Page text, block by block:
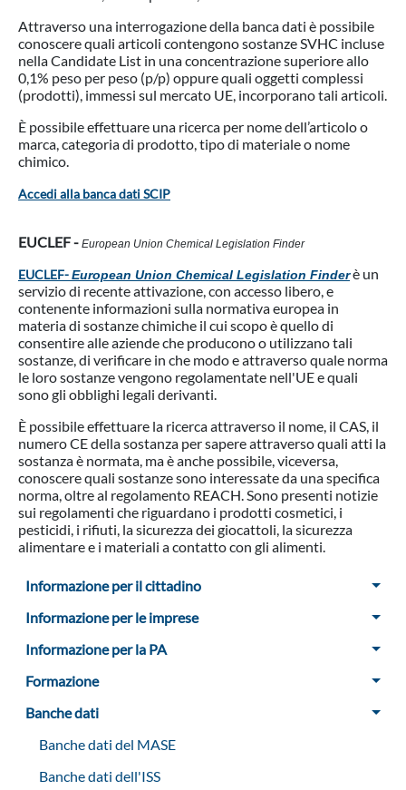
Attraverso una interrogazione della banca dati è possibile
conoscere quali articoli contengono sostanze SVHC incluse
nella Candidate List in una concentrazione superiore allo
0,1% peso per peso (p/p) oppure quali oggetti complessi
(prodotti), immessi sul mercato UE, incorporano tali articoli.
È possibile effettuare una ricerca per nome dell’articolo o
marca, categoria di prodotto, tipo di materiale o nome
chimico.
Accedi alla banca dati SCIP
EUCLEF - European Union Chemical Legislation Finder
EUCLEF-European Union Chemical Legislation Finderè un
servizio di recente attivazione, con accesso libero, e
contenente informazioni sulla normativa europea in
materia di sostanze chimiche il cui scopo è quello di
consentire alle aziende che producono o utilizzano tali
sostanze, di verificare in che modo e attraverso quale norma
le loro sostanze vengono regolamentate nell'UE e quali
sono gli obblighi legali derivanti.
È possibile effettuare la ricerca attraverso il nome, il CAS, il
numero CE della sostanza per sapere attraverso quali atti la
sostanza è normata, ma è anche possibile, viceversa,
conoscere quali sostanze sono interessate da una specifica
norma, oltre al regolamento REACH. Sono presenti notizie
sui regolamenti che riguardano i prodotti cosmetici, i
pesticidi, i rifiuti, la sicurezza dei giocattoli, la sicurezza
alimentare e i materiali a contatto con gli alimenti.
Menu Sidebar
Informazione per il cittadino
Informazione per le imprese
Informazione per la PA
Formazione
Banche dati
Banche dati del MASE
Banche dati dell'ISS